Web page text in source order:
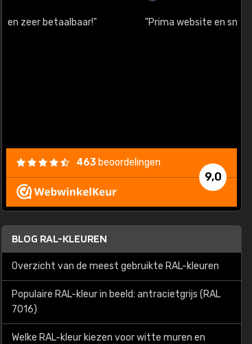
"Prima website en snelle levering na bestelling"
9,0
463 beoordelingen
BLOG RAL-KLEUREN
Overzicht van de meest gebruikte RAL-kleuren
Populaire RAL-kleur in beeld: antracietgrijs (RAL
7016)
Welke RAL-kleur kiezen voor witte muren en